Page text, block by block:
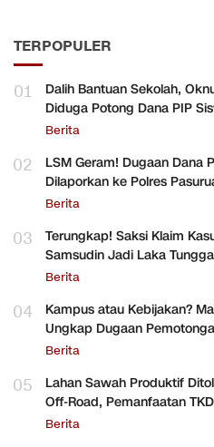
TERPOPULER
01
Dalih Bantuan Sekolah,
Diduga Potong Dana PIP
Berita
02
LSM Geram! Dugaan Dana
Dilaporkan ke Polres
Berita
03
Terungkap! Saksi Klaim
Samsudin Jadi Laka
Berita
04
Kampus atau Kebijakan?
Ungkap Dugaan
Berita
05
Lahan Sawah Produktif
Off-Road, Pemanfaatan
Berita